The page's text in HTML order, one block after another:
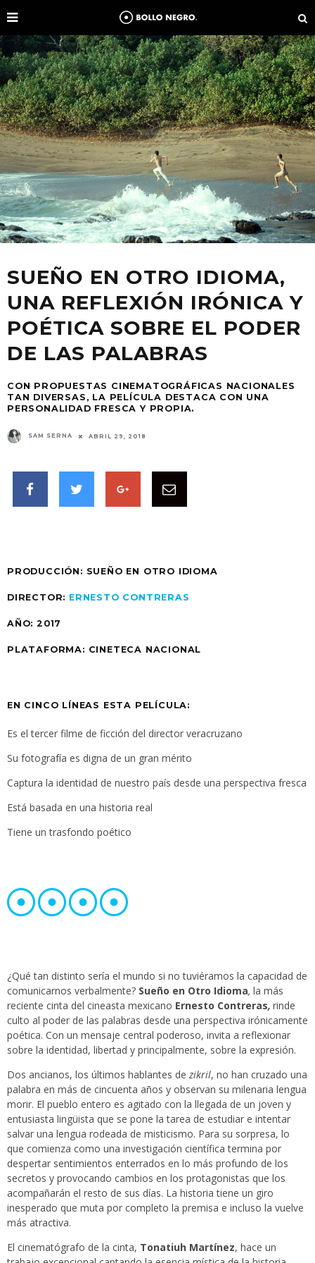
SUEÑO EN OTRO IDIOMA,
UNA REFLEXIÓN IRÓNICA Y
POÉTICA SOBRE EL PODER
DE LAS PALABRAS
CON PROPUESTAS CINEMATOGRÁFICAS NACIONALES
TAN DIVERSAS, LA PELÍCULA DESTACA CON UNA
PERSONALIDAD FRESCA Y PROPIA.
SAM SERNA ABRIL 29, 2018
PRODUCCIÓN: SUEÑO EN OTRO IDIOMA
DIRECTOR: ERNESTO CONTRERAS
AÑO: 2017
PLATAFORMA: CINETECA NACIONAL
EN CINCO LÍNEAS ESTA PELÍCULA:
Es el tercer filme de ficción del director veracruzano
Su fotografía es digna de un gran mérito
Captura la identidad de nuestro país desde una perspectiva fresca
Está basada en una historia real
Tiene un trasfondo poético
¿Qué tan distinto sería el mundo si no tuviéramos la capacidad de
comunicarnos verbalmente? Sueño en Otro Idioma, la más
reciente cinta del cineasta mexicano Ernesto Contreras, rinde
culto al poder de las palabras desde una perspectiva irónicamente
poética. Con un mensaje central poderoso, invita a reflexionar
sobre la identidad, libertad y principalmente, sobre la expresión.
Dos ancianos, los últimos hablantes de zikril, no han cruzado una
palabra en más de cincuenta años y observan su milenaria lengua
morir. El pueblo entero es agitado con la llegada de un joven y
entusiasta lingüista que se pone la tarea de estudiar e intentar
salvar una lengua rodeada de misticismo. Para su sorpresa, lo
que comienza como una investigación científica termina por
despertar sentimientos enterrados en lo más profundo de los
secretos y provocando cambios en los protagonistas que los
acompañarán el resto de sus días. La historia tiene un giro
inesperado que muta por completo la premisa e incluso la vuelve
más atractiva.
El cinematógrafo de la cinta, Tonatiuh Martínez, hace un